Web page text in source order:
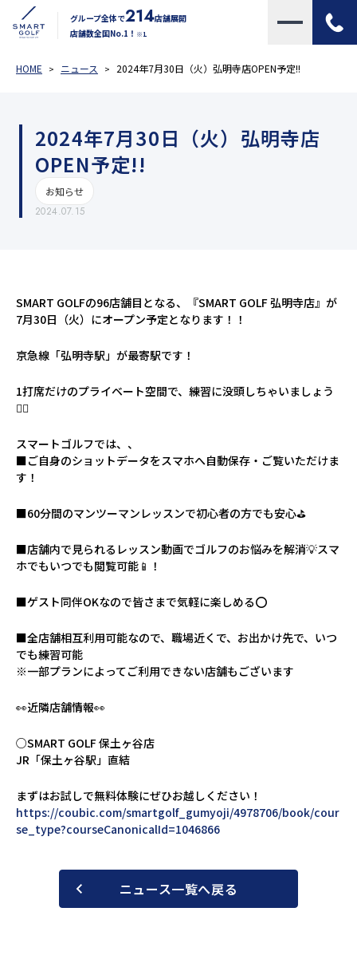
グループ全体で214店舗展開
店舗数全国No.1！ ※1
HOME ニュース 2024年7月30日（火）弘明寺店OPEN予定!!
2024年7月30日（火）弘明寺店
OPEN予定!!
お知らせ
2024.07.15
SMART GOLFの96店舗目となる、『SMART GOLF 弘明寺店』が
7月30日（火）にオープン予定となります！！
京急線「弘明寺駅」が最寄駅です！
1打席だけのプライベート空間で、練習に没頭しちゃいましょう
🏌️‍♀️
スマートゴルフでは、、
■ご自身のショットデータをスマホへ自動保存・ご覧いただけま
す！
■60分間のマンツーマンレッスンで初心者の方でも安心⛳️
■店舗内で見られるレッスン動画でゴルフのお悩みを解消💡スマ
ホでもいつでも閲覧可能📱！
■ゲスト同伴OKなので皆さまで気軽に楽しめる⭕️
■全店舗相互利用可能なので、職場近くで、お出かけ先で、いつ
でも練習可能
※一部プランによってご利用できない店舗もございます
👀近隣店舗情報👀
○SMART GOLF 保土ヶ谷店
JR「保土ヶ谷駅」直結
まずはお試しで無料体験にぜひお越しください！
https://coubic.com/smartgolf_gumyoji/4978706/book/cour
se_type?courseCanonicalId=1046866
ニュース一覧へ戻る